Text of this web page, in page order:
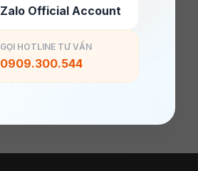
Zalo Official Account
GỌI HOTLINE TƯ VẤN
0909.300.544